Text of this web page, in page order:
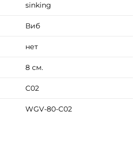
sinking
Виб
нет
8 см.
C02
WGV-80-C02